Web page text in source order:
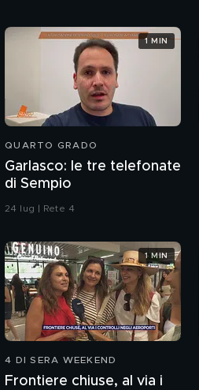
QUARTO GRADO
Garlasco: le tre telefonate
di Sempio
24 lug | Rete 4
1 MIN
4 DI SERA WEEKEND
Frontiere chiuse, al via i
1 MIN